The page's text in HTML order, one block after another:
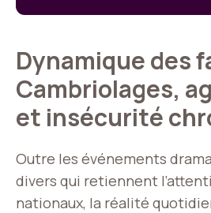
Dynamique des
Cambriolages,
et insécurité
Outre les événements
divers qui retiennent
nationaux, la réalité